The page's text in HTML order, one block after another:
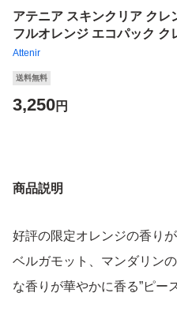
アテニア スキンクリア クレ
フルオレンジ エコパック ク
Attenir
送料無料
3,250円
商品説明
好評の限定オレンジの香り
ベルガモット、マンダリン
な香りが華やかに香る”ピー